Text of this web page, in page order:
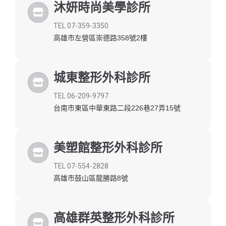
沐妍時尚美學診所
TEL 07-359-3350
高雄市左營區崇德路358號2樓
城東整形外科診所
TEL 06-209-9797
台南市東區中華東路二段226巷27弄15號
美塑館整形外科診所
TEL 07-554-2828
高雄市鼓山區龍勝路8號
高雄群英整形外科診所